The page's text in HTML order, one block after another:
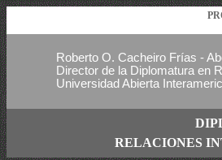
Roberto O. Cacheiro Frías -
Director de la Diplomatura en
Universidad Abierta
RELACIONES